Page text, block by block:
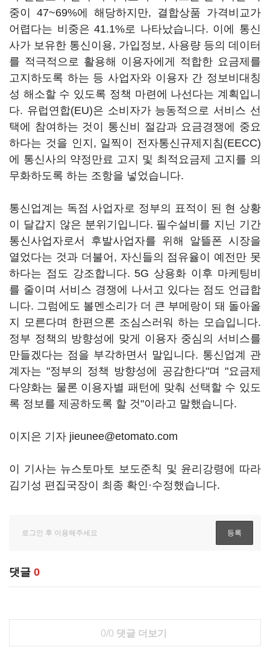
중이 47~69%에 해당하지만, 결합상품 가격비교가
어렵다는 비중은 41.1%로 나타났습니다. 이에 통신
사가 보유한 통신이용, 가입정보, 사용량 등의 데이터
를 적극적으로 활용해 이용자에게 적합한 요금제를
고지하도록 하는 등 사업자와 이용자 간 정보비대칭
성 해소할 수 있도록 정책 마련에 나선다는 계획입니
다. 유럽연합(EU)은 소비자가 능동적으로 서비스 선
택에 참여하는 것이 통신비 절감과 요금경쟁에 중요
하다는 것을 인지, 일찍이 전자통신규제지침(EECC)
에 통신사의 약정만료 고지 및 최적요금제 고지를 의
무화하도록 하는 조항을 넣었습니다.
통신업계는 독점 사업자로 정부의 표적이 된 현 상황
이 달갑지 않은 분위기입니다. 필수설비를 지닌 기간
통신사업자로서 후발사업자를 위해 알뜰폰 시장을
열었다는 것과 더불어, 자신들의 점유율이 예전만 못
하다는 점도 강조합니다. 5G 상용화 이후 마케팅비
를 줄이며 서비스 경쟁에 나서고 있다는 점도 언급합
니다. 그럼에도 볼멘소리가 더 큰 부메랑이 돼 돌아올
지 모른다며 한편으론 조심스러워 하는 모습입니다.
정부 정책의 방향성에 맞게 이용자 중심의 서비스를
만들겠다는 점을 부각하면서 말입니다. 통신업계 관
계자는 "정부의 정책 방향성에 공감한다"며 "요금제
다양화는 물론 이용자별 패턴에 맞춰 선택할 수 있도
록 정보를 제공하도록 할 것"이라고 말했습니다.
이지은 기자 jieunee@etomato.com
이 기사는 뉴스토마토 보도준칙 및 윤리강령에 따라
김기성 편집국장이 최종 확인·수정했습니다.
댓글 0
0/0 댓글 더보기